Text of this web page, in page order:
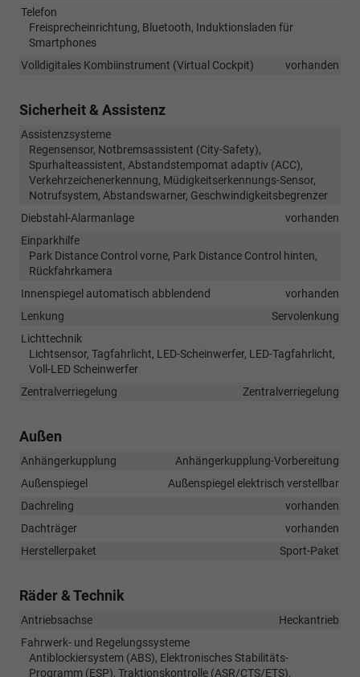
Telefon
Freisprecheinrichtung, Bluetooth, Induktionsladen für
Smartphones
Volldigitales Kombiinstrument (Virtual Cockpit)
vorhanden
Sicherheit & Assistenz
Assistenzsysteme
Regensensor, Notbremsassistent (City-Safety),
Spurhalteassistent, Abstandstempomat adaptiv (ACC),
Verkehrzeichenerkennung, Müdigkeitserkennungs-Sensor,
Notrufsystem, Abstandswarner, Geschwindigkeitsbegrenzer
Diebstahl-Alarmanlage
vorhanden
Einparkhilfe
Park Distance Control vorne, Park Distance Control hinten,
Rückfahrkamera
Innenspiegel automatisch abblendend
vorhanden
Lenkung
Servolenkung
Lichttechnik
Lichtsensor, Tagfahrlicht, LED-Scheinwerfer, LED-Tagfahrlicht,
Voll-LED Scheinwerfer
Zentralverriegelung
Zentralverriegelung
Außen
Anhängerkupplung
Anhängerkupplung-Vorbereitung
Außenspiegel
Außenspiegel elektrisch verstellbar
Dachreling
vorhanden
Dachträger
vorhanden
Herstellerpaket
Sport-Paket
Räder & Technik
Antriebsachse
Heckantrieb
Fahrwerk- und Regelungssysteme
Antiblockiersystem (ABS), Elektronisches Stabilitäts-
Programm (ESP), Traktionskontrolle (ASR/CTS/ETS),